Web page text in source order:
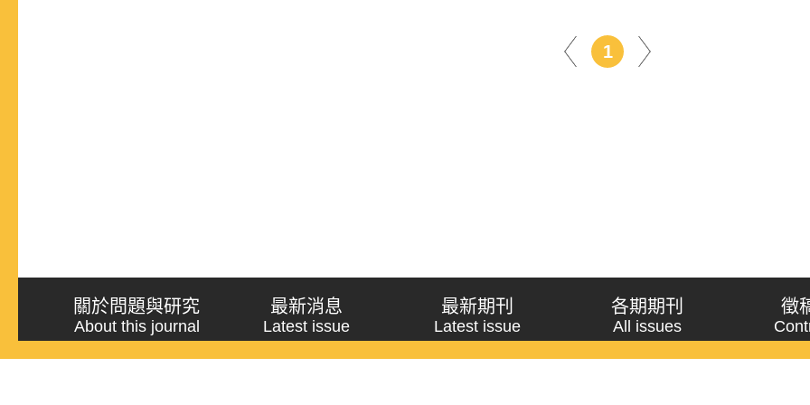
1
關於問題與研究
About this journal
最新消息
Latest issue
最新期刊
Latest issue
各期期刊
All issues
徵